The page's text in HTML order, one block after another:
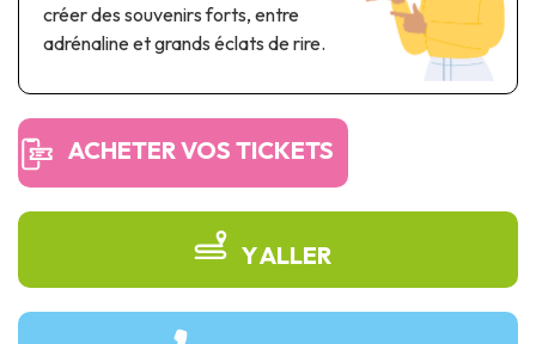
Produits de terroir
créer des souvenirs forts, entre
adrénaline et grands éclats de rire.
ACHETER VOS TICKETS
Y ALLER